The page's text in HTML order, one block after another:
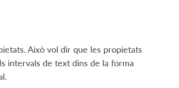
Això vol dir que les propietats
intervals de text dins de la forma